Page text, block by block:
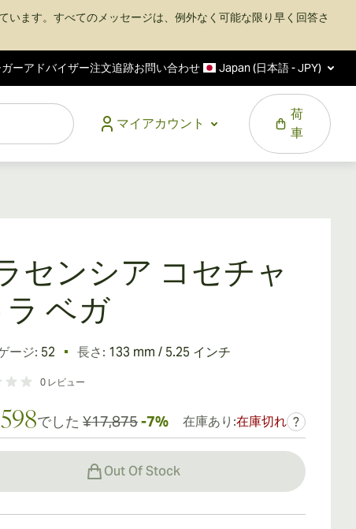
ます。すべてのメッセージは、例外なく可能な限り早く回答さ
ーアドバイザー注文追跡お問い合わせ Japan (日本語 - JPY)
マイアカウント
荷
車
センシア コセチャ
ラ ベガ
ージ: 52 長さ: 133 mm / 5.25 インチ
0 レビュー
でした ¥17,875-7% 在庫あり:在庫切れ ?
Out Of Stock